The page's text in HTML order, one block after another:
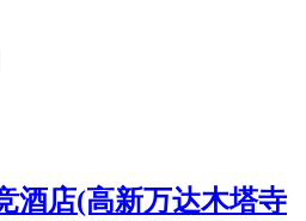
酒店(高新万达木塔寺